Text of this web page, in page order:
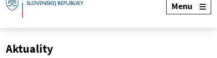
Menu
Aktuality